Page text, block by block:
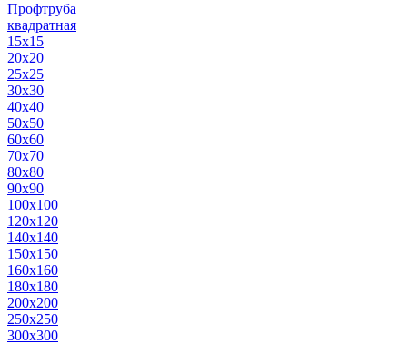
Профтруба
квадратная
15х15
20х20
25х25
30х30
40х40
50х50
60х60
70х70
80х80
90х90
100х100
120х120
140х140
150х150
160х160
180х180
200х200
250х250
300х300